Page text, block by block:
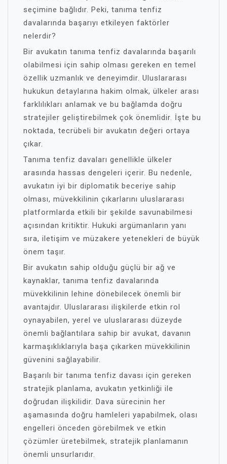
seçimine bağlıdır. Peki, tanıma tenfiz
davalarında başarıyı etkileyen faktörler
nelerdir?
Bir avukatın tanıma tenfiz davalarında başarılı
olabilmesi için sahip olması gereken en temel
özellik uzmanlık ve deneyimdir. Uluslararası
hukukun detaylarına hakim olmak, ülkeler arası
farklılıkları anlamak ve bu bağlamda doğru
stratejiler geliştirebilmek çok önemlidir. İşte bu
noktada, tecrübeli bir avukatın değeri ortaya
çıkar.
Tanıma tenfiz davaları genellikle ülkeler
arasında hassas dengeleri içerir. Bu nedenle,
avukatın iyi bir diplomatik beceriye sahip
olması, müvekkilinin çıkarlarını uluslararası
platformlarda etkili bir şekilde savunabilmesi
açısından kritiktir. Hukuki argümanların yanı
sıra, iletişim ve müzakere yetenekleri de büyük
önem taşır.
Bir avukatın sahip olduğu güçlü bir ağ ve
kaynaklar, tanıma tenfiz davalarında
müvekkilinin lehine dönebilecek önemli bir
avantajdır. Uluslararası ilişkilerde etkin rol
oynayabilen, yerel ve uluslararası düzeyde
önemli bağlantılara sahip bir avukat, davanın
karmaşıklıklarıyla başa çıkarken müvekkilinin
güvenini sağlayabilir.
Başarılı bir tanıma tenfiz davası için gereken
stratejik planlama, avukatın yetkinliği ile
doğrudan ilişkilidir. Dava sürecinin her
aşamasında doğru hamleleri yapabilmek, olası
engelleri önceden görebilmek ve etkin
çözümler üretebilmek, stratejik planlamanın
önemli unsurlarıdır.